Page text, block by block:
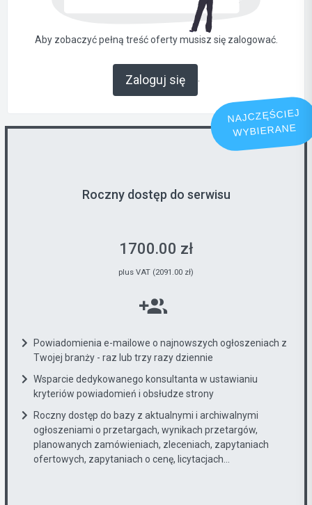
Aby zobaczyć pełną treść oferty musisz się zalogować.
Zaloguj się .
NAJCZĘŚCIEJ
WYBIERANE
Roczny dostęp do serwisu
1700.00 zł
plus VAT (2091.00 zł)
Powiadomienia e-mailowe o najnowszych ogłoszeniach z
Twojej branży - raz lub trzy razy dziennie
Wsparcie dedykowanego konsultanta w ustawianiu
kryteriów powiadomień i obsłudze strony
Roczny dostęp do bazy z aktualnymi i archiwalnymi
ogłoszeniami o przetargach, wynikach przetargów,
planowanych zamówieniach, zleceniach, zapytaniach
ofertowych, zapytaniach o cenę, licytacjach...